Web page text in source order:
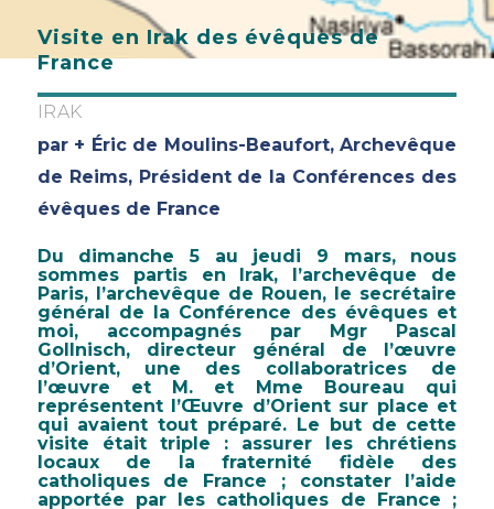
Visite en Irak des évêques de
France
IRAK
par + Éric de Moulins-Beaufort, Archevêque
de Reims, Président de la Conférences des
évêques de France
Du dimanche 5 au jeudi 9 mars, nous
sommes partis en Irak, l’archevêque de
Paris, l’archevêque de Rouen, le secrétaire
général de la Conférence des évêques et
moi, accompagnés par Mgr Pascal
Gollnisch, directeur général de l’œuvre
d’Orient, une des collaboratrices de
l’œuvre et M. et Mme Boureau qui
représentent l’Œuvre d’Orient sur place et
qui avaient tout préparé. Le but de cette
visite était triple : assurer les chrétiens
locaux de la fraternité fidèle des
catholiques de France ; constater l’aide
apportée par les catholiques de France ;